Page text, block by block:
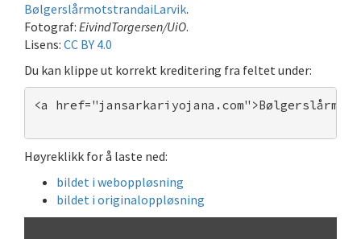
BølgerslårmotstrandaiLarvik.
Fotograf: EivindTorgersen/UiO.
Lisens: CC BY 4.0
Du kan klippe ut korrekt kreditering fra feltet under:
<a
Høyreklikk for å laste ned:
bildet i weboppløsning
bildet i originaloppløsning